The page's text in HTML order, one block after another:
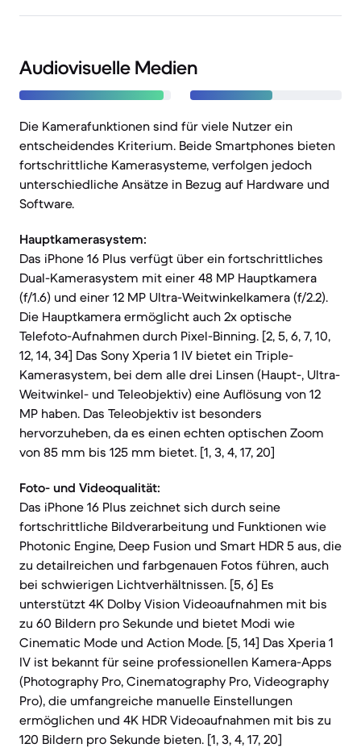
Audiovisuelle Medien
Die Kamerafunktionen sind für viele Nutzer ein
entscheidendes Kriterium. Beide Smartphones bieten
fortschrittliche Kamerasysteme, verfolgen jedoch
unterschiedliche Ansätze in Bezug auf Hardware und
Software.
Hauptkamerasystem:
Das iPhone 16 Plus verfügt über ein fortschrittliches
Dual-Kamerasystem mit einer 48 MP Hauptkamera
(f/1.6) und einer 12 MP Ultra-Weitwinkelkamera (f/2.2).
Die Hauptkamera ermöglicht auch 2x optische
Telefoto-Aufnahmen durch Pixel-Binning. [2, 5, 6, 7, 10,
12, 14, 34] Das Sony Xperia 1 IV bietet ein Triple-
Kamerasystem, bei dem alle drei Linsen (Haupt-, Ultra-
Weitwinkel- und Teleobjektiv) eine Auflösung von 12
MP haben. Das Teleobjektiv ist besonders
hervorzuheben, da es einen echten optischen Zoom
von 85 mm bis 125 mm bietet. [1, 3, 4, 17, 20]
Foto- und Videoqualität:
Das iPhone 16 Plus zeichnet sich durch seine
fortschrittliche Bildverarbeitung und Funktionen wie
Photonic Engine, Deep Fusion und Smart HDR 5 aus, die
zu detailreichen und farbgenauen Fotos führen, auch
bei schwierigen Lichtverhältnissen. [5, 6] Es
unterstützt 4K Dolby Vision Videoaufnahmen mit bis
zu 60 Bildern pro Sekunde und bietet Modi wie
Cinematic Mode und Action Mode. [5, 14] Das Xperia 1
IV ist bekannt für seine professionellen Kamera-Apps
(Photography Pro, Cinematography Pro, Videography
Pro), die umfangreiche manuelle Einstellungen
ermöglichen und 4K HDR Videoaufnahmen mit bis zu
120 Bildern pro Sekunde bieten. [1, 3, 4, 17, 20]